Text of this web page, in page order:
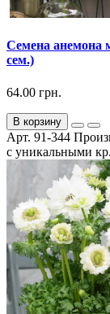
Семена анемона
сем.)
64.00 грн.
В корзину
Арт. 91-344
с уникальными